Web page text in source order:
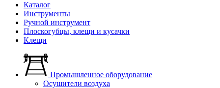
Каталог
Инструменты
Ручной инструмент
Плоскогубцы, клещи и кусачки
Клещи
Промышленное оборудование
Осушители воздуха